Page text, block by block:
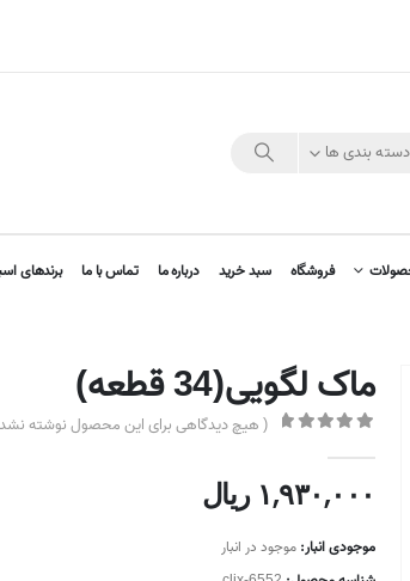
بندی ها
فروشگاه سبد خرید درباره ما تماس با ما برندهای
ماک لگویی(34 قطعه)
( هیچ دیدگاهی برای این محصول نوشته
۱,۹۳۰,۰۰۰ ریال
موجودی انبار: موجود در انبار